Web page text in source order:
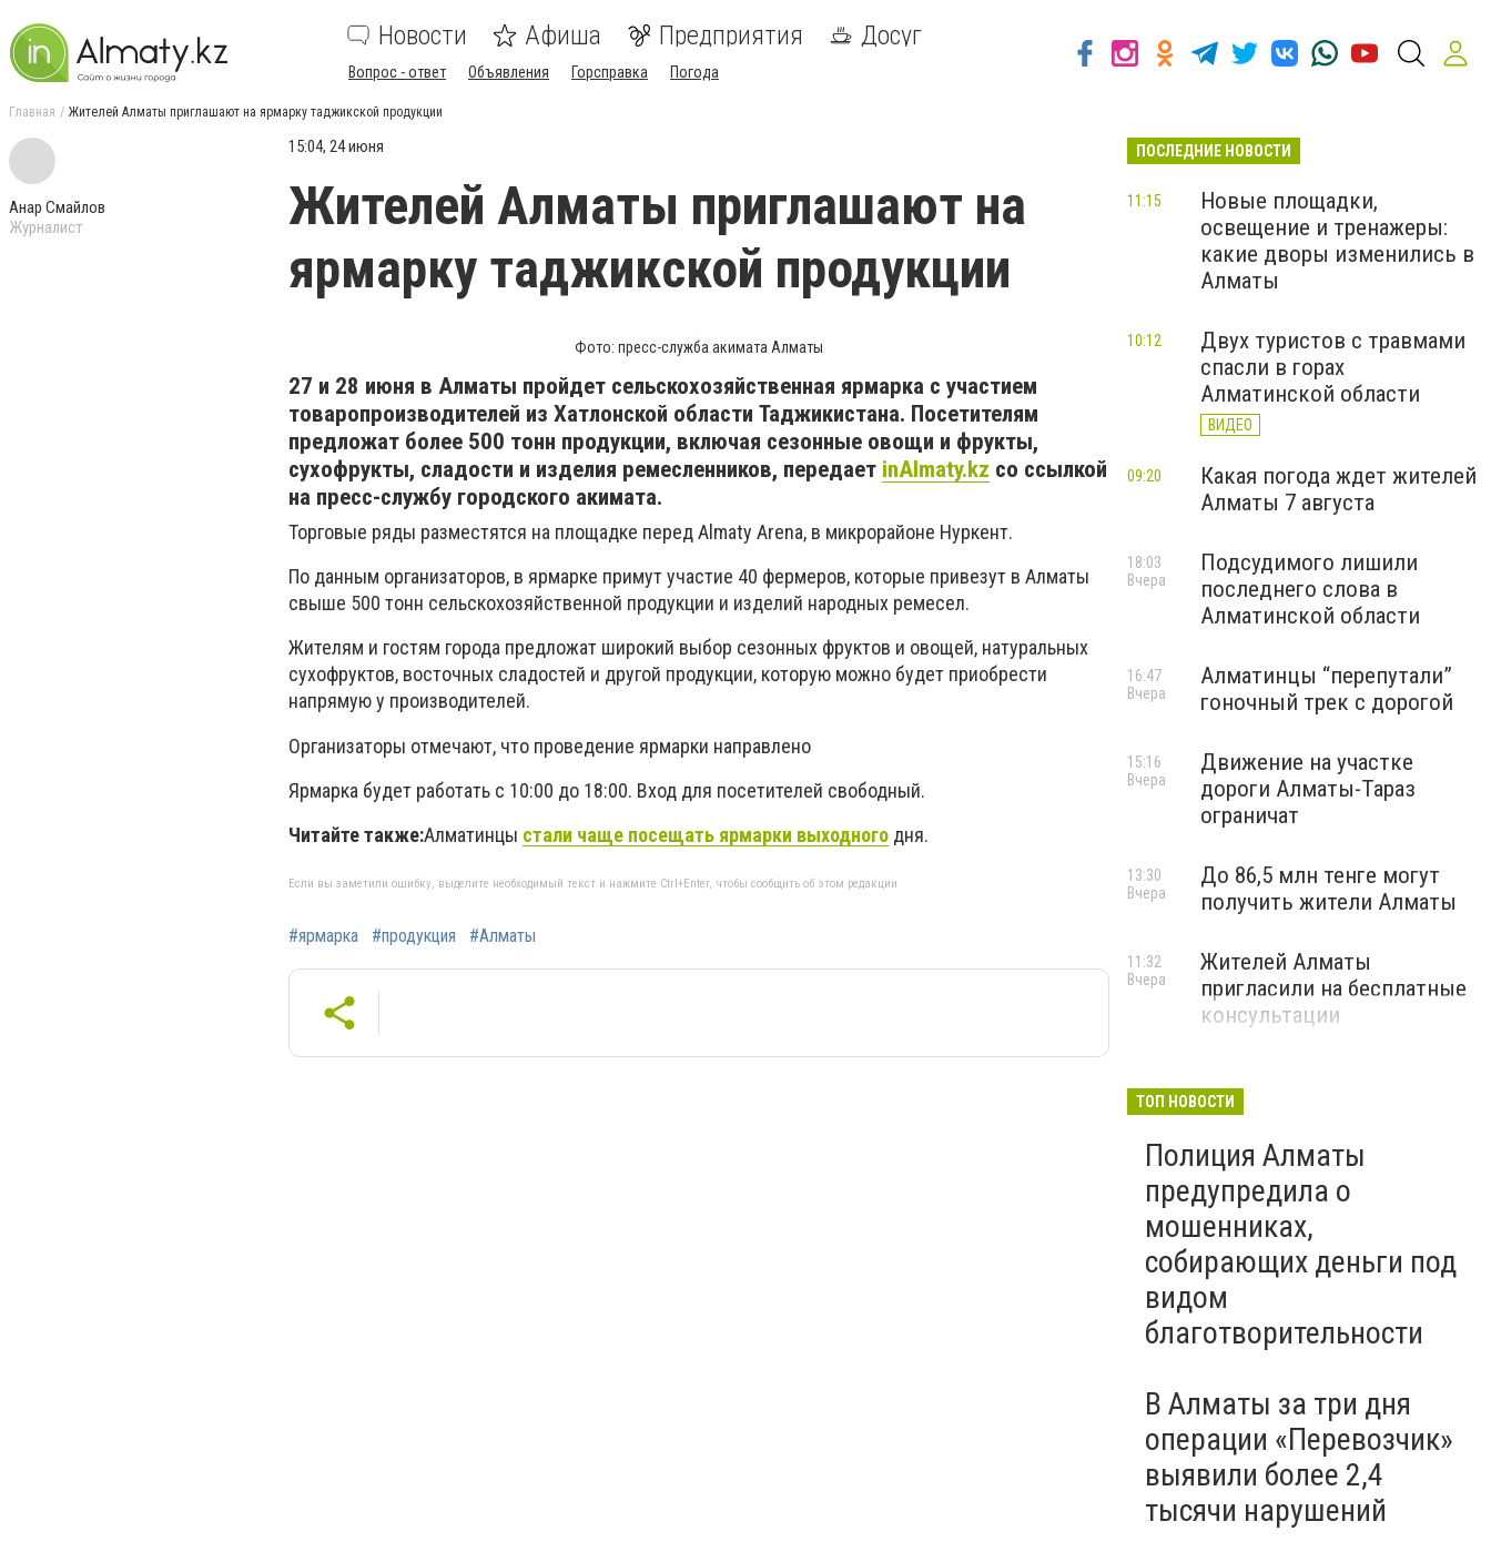
Новости Афиша Предприятия Досуг
Вопрос - ответ Объявления Горсправка Погода
Главная Жителей Алматы приглашают на ярмарку таджикской продукции
Анар Смайлов
Журналист
15:04, 24 июня
Жителей Алматы приглашают на
ярмарку таджикской продукции
Фото: пресс-служба акимата Алматы
27 и 28 июня в Алматы пройдет сельскохозяйственная ярмарка с участием
товаропроизводителей из Хатлонской области Таджикистана. Посетителям
предложат более 500 тонн продукции, включая сезонные овощи и фрукты,
сухофрукты, сладости и изделия ремесленников, передает inAlmaty.kz cо ссылкой
на пресс-службу городского акимата.
Торговые ряды разместятся на площадке передAlmaty Arena, в микрорайоне Нуркент.
По данным организаторов, в ярмарке примут участие 40 фермеров, которые привезут в Алматы
свыше 500 тонн сельскохозяйственной продукции и изделий народных ремесел.
Жителям и гостям города предложат широкий выбор сезонных фруктов и овощей, натуральных
сухофруктов, восточных сладостей и другой продукции, которую можно будет приобрести
напрямую у производителей.
Организаторы отмечают, что проведение ярмарки направлено
Ярмарка будет работать с 10:00 до 18:00. Вход для посетителей свободный.
Читайте также:Алматинцы стали чаще посещать ярмарки выходного дня.
Если вы заметили ошибку, выделите необходимый текст и нажмите Ctrl+Enter, чтобы сообщить об этом редакции
#ярмарка #продукция #Алматы
ПОСЛЕДНИЕ НОВОСТИ
Новые площадки,
освещение и тренажеры:
какие дворы изменились в
Алматы
11:15
Двух туристов с травмами
спасли в горах
Алматинской области
ВИДЕО
10:12
Какая погода ждет жителей
Алматы 7 августа
09:20
Подсудимого лишили
последнего слова в
Алматинской области
18:03
Вчера
Алматинцы “перепутали”
гоночный трек с дорогой
16:47
Вчера
Движение на участке
дороги Алматы-Тараз
ограничат
15:16
Вчера
До 86,5 млн тенге могут
получить жители Алматы
13:30
Вчера
Жителей Алматы
пригласили на бесплатные
консультации
11:32
Вчера
ТОП НОВОСТИ
Полиция Алматы
предупредила о
мошенниках,
собирающих деньги под
видом
благотворительности
В Алматы за три дня
операции «Перевозчик»
выявили более 2,4
тысячи нарушений